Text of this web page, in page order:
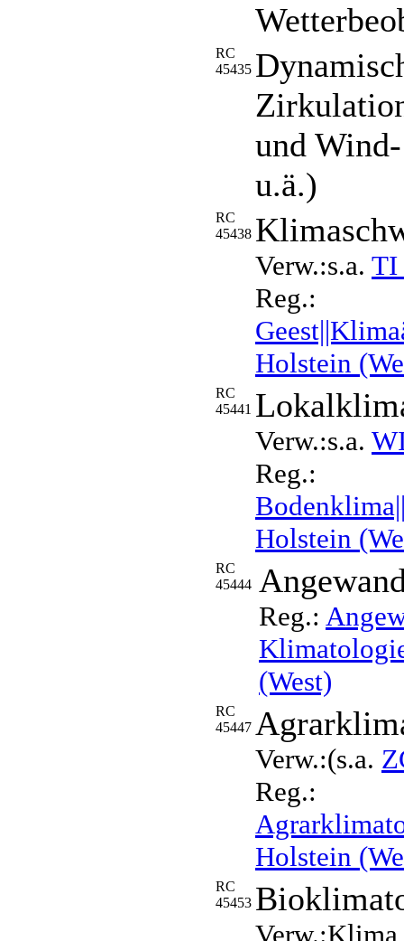
RC
45435
und
u.ä.)
RC
45438
Verw.:s.a. TI
Reg.:
Holstein
RC
45441
Verw.:s.a.
Reg.:
Holstein
RC
45444
Reg.:
(West)
RC
45447
Verw.:(s.a.
Reg.:
Holstein
RC
45453